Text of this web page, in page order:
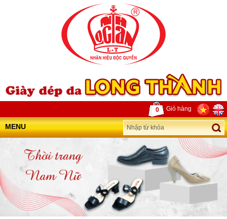
0 Giỏ hàng
MENU